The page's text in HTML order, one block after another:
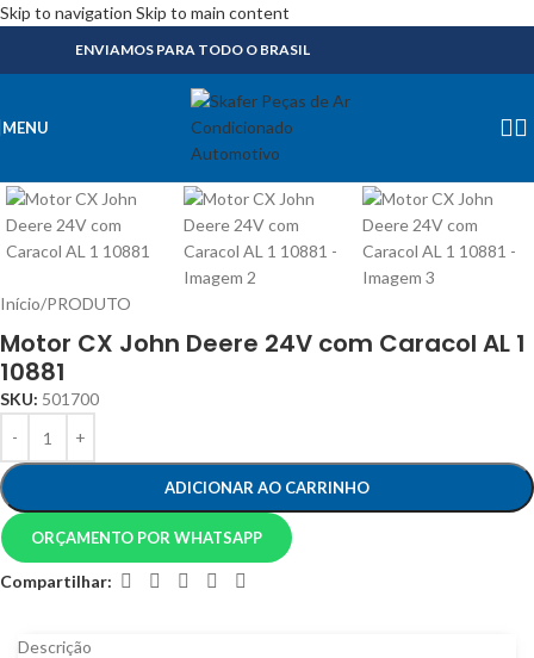
Skip to navigation Skip to main content
ENVIAMOS PARA TODO O BRASIL
MENU
Início/PRODUTO
Motor CX John Deere 24V com Caracol AL 1
10881
SKU: 501700
ADICIONAR AO CARRINHO
ORÇAMENTO POR WHATSAPP
Compartilhar:
Descrição